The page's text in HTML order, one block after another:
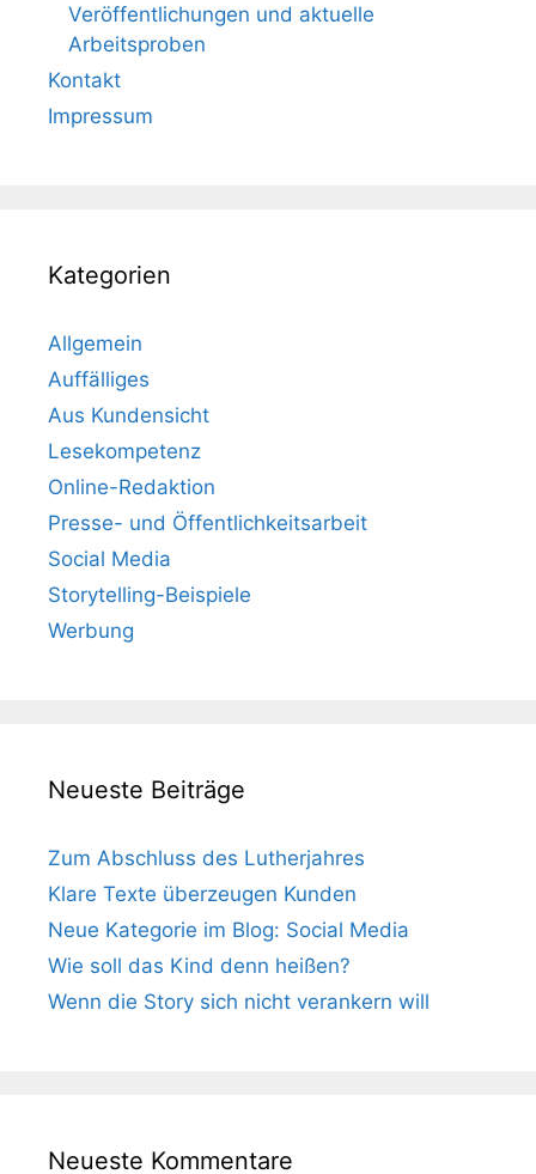
Veröffentlichungen und aktuelle
Arbeitsproben
Kontakt
Impressum
Kategorien
Allgemein
Auffälliges
Aus Kundensicht
Lesekompetenz
Online-Redaktion
Presse- und Öffentlichkeitsarbeit
Social Media
Storytelling-Beispiele
Werbung
Neueste Beiträge
Zum Abschluss des Lutherjahres
Klare Texte überzeugen Kunden
Neue Kategorie im Blog: Social Media
Wie soll das Kind denn heißen?
Wenn die Story sich nicht verankern will
Neueste Kommentare